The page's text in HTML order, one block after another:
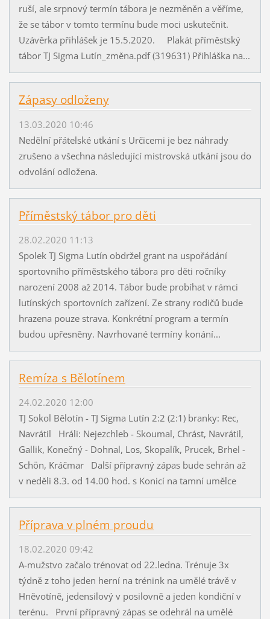
ruší, ale srpnový termín tábora je nezměněn a věříme,
že se tábor v tomto termínu bude moci uskutečnit.
Uzávěrka přihlášek je 15.5.2020. Plakát příměstský
tábor TJ Sigma Lutín_změna.pdf (319631) Přihláška na...
Zápasy odloženy
13.03.2020 10:46
Nedělní přátelské utkání s Určicemi je bez náhrady
zrušeno a všechna následující mistrovská utkání jsou do
odvolání odložena.
Příměstský tábor pro děti
28.02.2020 11:13
Spolek TJ Sigma Lutín obdržel grant na uspořádání
sportovního příměstského tábora pro děti ročníky
narození 2008 až 2014. Tábor bude probíhat v rámci
lutínských sportovních zařízení. Ze strany rodičů bude
hrazena pouze strava. Konkrétní program a termín
budou upřesněny. Navrhované termíny konání...
Remíza s Bělotínem
24.02.2020 12:00
TJ Sokol Bělotín - TJ Sigma Lutín 2:2 (2:1) branky: Rec,
Navrátil Hráli: Nejezchleb - Skoumal, Chrást, Navrátil,
Gallik, Konečný - Dohnal, Los, Skopalík, Prucek, Brhel -
Schön, Kráčmar Další přípravný zápas bude sehrán až
v neděli 8.3. od 14.00 hod. s Konicí na tamní umělce
Příprava v plném proudu
18.02.2020 09:42
A-mužstvo začalo trénovat od 22.ledna. Trénuje 3x
týdně z toho jeden herní na trénink na umělé trávě v
Hněvotíně, jedensilový v posilovně a jeden kondiční v
terénu. První přípravný zápas se odehrál na umělé